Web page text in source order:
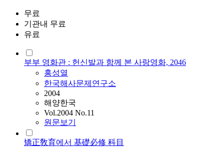
무료
기관내 무료
유료
부부 영화관 : 헌신발과 함께 본 사랑영화, 2046
홍성열
한국해사문제연구소
2004
해양한국
Vol.2004 No.11
원문보기
矯正敎育에서 基礎必修 科目